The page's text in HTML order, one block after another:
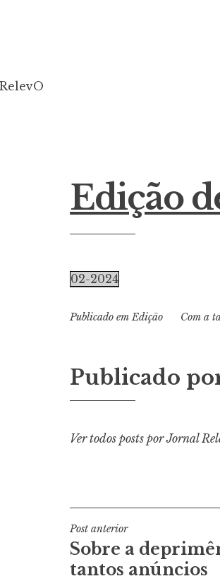
Edição
02-2024
Publicado emEdição Com a
Publicado
Ver todos posts por Jornal
Navegação
de
Post anterior
Sobre a
tantos anúncios